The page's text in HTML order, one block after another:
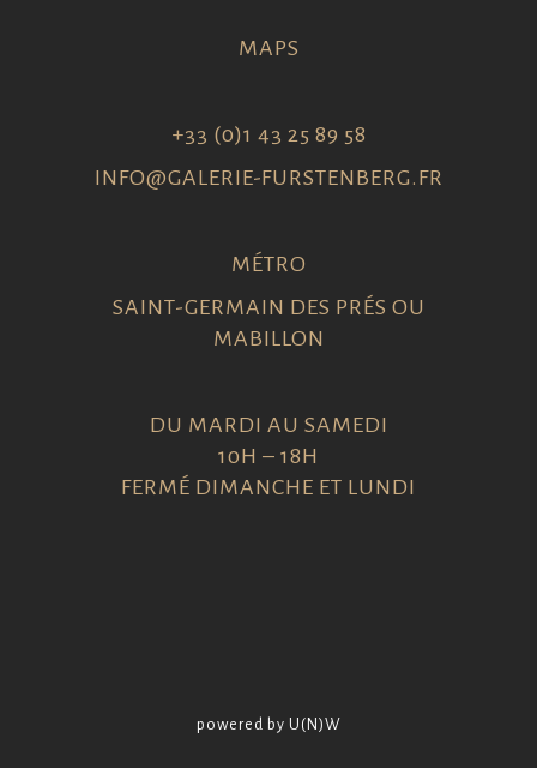
MAPS
+33 (0)1 43 25 89 58
INFO@GALERIE-FURSTENBERG.FR
MÉTRO
SAINT-GERMAIN DES PRÉS OU
MABILLON
DU MARDI AU SAMEDI
10H – 18H
FERMÉ DIMANCHE ET LUNDI
powered by U(N)W